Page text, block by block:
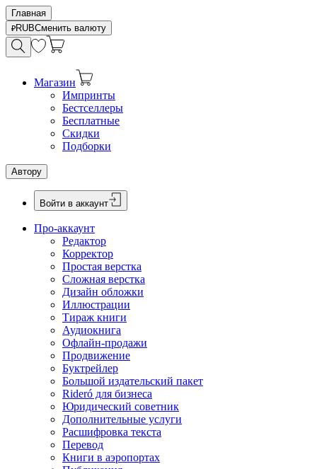
Главная
RUBСменить валюту
Магазин
Импринты
Бестселлеры
Бесплатные
Скидки
Подборки
Автору
Войти в аккаунт
Про-аккаунт
Редактор
Корректор
Простая верстка
Сложная верстка
Дизайн обложки
Иллюстрации
Тираж книги
Аудиокнига
Офлайн-продажи
Продвижение
Буктрейлер
Большой издательский пакет
Rideró для бизнеса
Юридический советник
Дополнительные услуги
Расшифровка текста
Перевод
Книги в аэропортах